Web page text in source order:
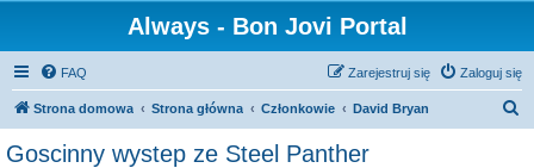
Always - Bon Jovi Portal
FAQ Zaloguj się
Zarejestruj się
Strona domowa Strona główna Członkowie David Bryan
Goscinny wystep ze Steel Panther